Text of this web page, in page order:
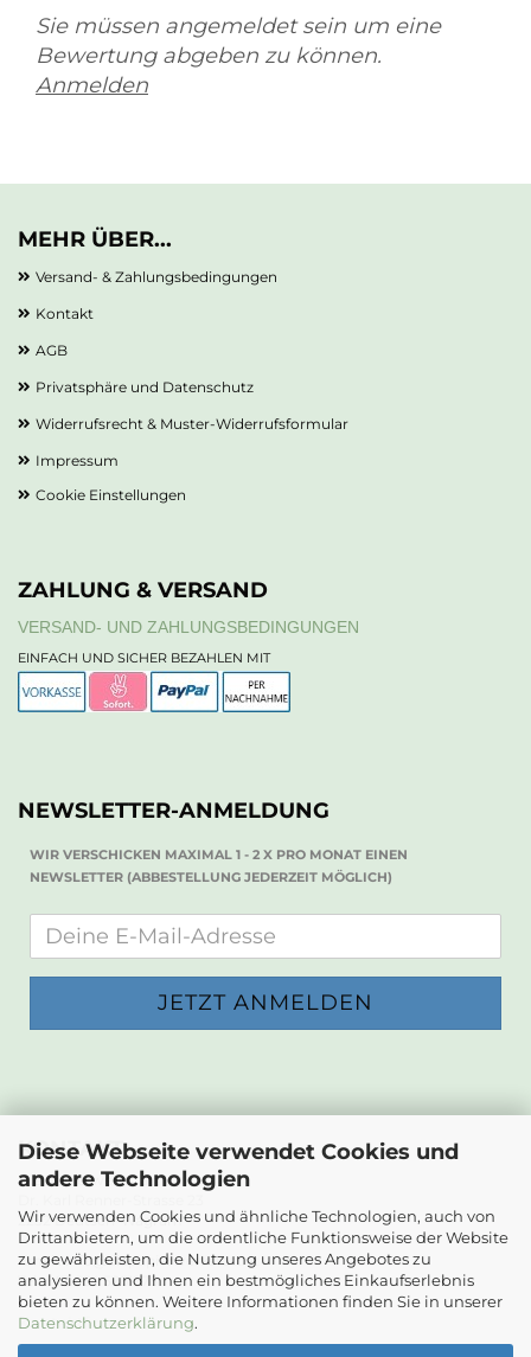
Diese Webseite verwendet Cookies und
andere Technologien
Wir verwenden Cookies und ähnliche Technologien, auch von
Drittanbietern, um die ordentliche Funktionsweise der Website
zu gewährleisten, die Nutzung unseres Angebotes zu
analysieren und Ihnen ein bestmögliches Einkaufserlebnis
bieten zu können. Weitere Informationen finden Sie in unserer
Datenschutzerklärung.
Sie müssen angemeldet sein um eine
Bewertung abgeben zu können.
Anmelden
MEHR ÜBER...
Versand- & Zahlungsbedingungen
Kontakt
AGB
Privatsphäre und Datenschutz
Widerrufsrecht & Muster-Widerrufsformular
Impressum
Cookie Einstellungen
ZAHLUNG & VERSAND
VERSAND- UND ZAHLUNGSBEDINGUNGEN
EINFACH UND SICHER BEZAHLEN MIT
NEWSLETTER-ANMELDUNG
WIR VERSCHICKEN MAXIMAL 1 - 2 X PRO MONAT EINEN
NEWSLETTER (ABBESTELLUNG JEDERZEIT MÖGLICH)
KONTAKT
Die Papierwerkstatt
2232 Deutsch-Wagram
Email: info@diepapierwerkstatt.at
Tel. +43 664 5261978
Kontaktformular